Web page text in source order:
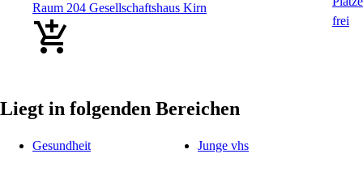
Raum 204 Gesellschaftshaus Kirn
Liegt in folgenden Bereichen
Gesundheit Junge vhs